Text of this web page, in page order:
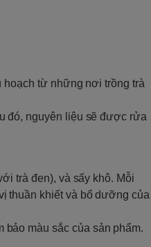
hoạch từ những nơi trồng trà
đó, nguyên liệu sẽ được rửa
trà đen), và sấy khô. Mỗi
thuần khiết và bổ dưỡng của
bảo màu sắc của sản phẩm.